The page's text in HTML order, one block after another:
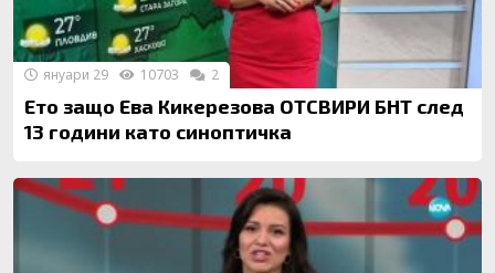
Ето защо Ева Кикерезова ОТСВИРИ БНТ след
13 години като синоптичка
януари 29 10703 2